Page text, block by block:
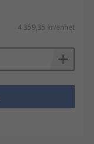
4 359,35 kr/enhet